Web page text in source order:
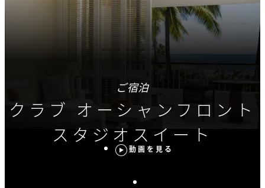
ご宿泊
クラブ オーシャンフロント
スタジオスイート
動画を見る